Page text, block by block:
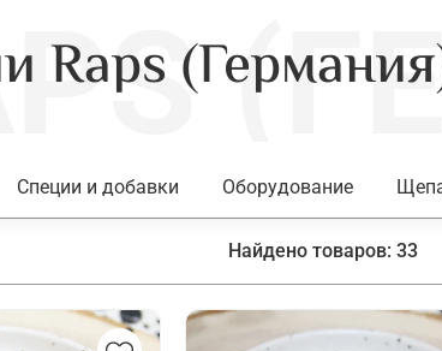
Raps
Специи и добавки Оборудование
Найдено товаров:33